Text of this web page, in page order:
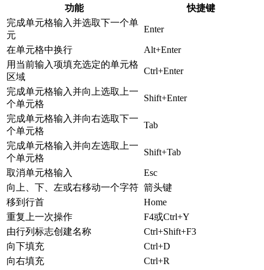
功能
快捷键
完成单元格输入并选取下一个单
元
Enter
在单元格中换行
Alt+Enter
用当前输入项填充选定的单元格
区域
Ctrl+Enter
完成单元格输入并向上选取上一
个单元格
Shift+Enter
完成单元格输入并向右选取下一
个单元格
Tab
完成单元格输入并向左选取上一
个单元格
Shift+Tab
取消单元格输入
Esc
向上、下、左或右移动一个字符 箭头键
移到行首
Home
重复上一次操作
F4或Ctrl+Y
由行列标志创建名称
Ctrl+Shift+F3
向下填充
Ctrl+D
向右填充
Ctrl+R